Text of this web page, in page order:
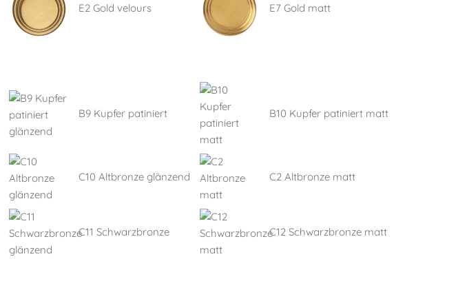
E2 Gold velours E7 Gold matt
B9 Kupfer patiniert B10 Kupfer patiniert matt
C10 Altbronze glänzend C2 Altbronze matt
C11 Schwarzbronze C12 Schwarzbronze matt